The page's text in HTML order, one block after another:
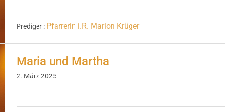
Prediger : Pfarrerin i.R. Marion Krüger
Maria und Martha
2. März 2025